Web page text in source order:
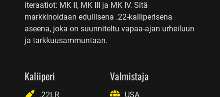
iteraatiot: MK II, MK III ja MK IV. Sitä
markkinoidaan edullisena .22-kaliiperisena
aseena, joka on suunniteltu vapaa-ajan urheiluun
ja tarkkuusammuntaan.
Kaliiperi
.22LR
Valmistaja
USA